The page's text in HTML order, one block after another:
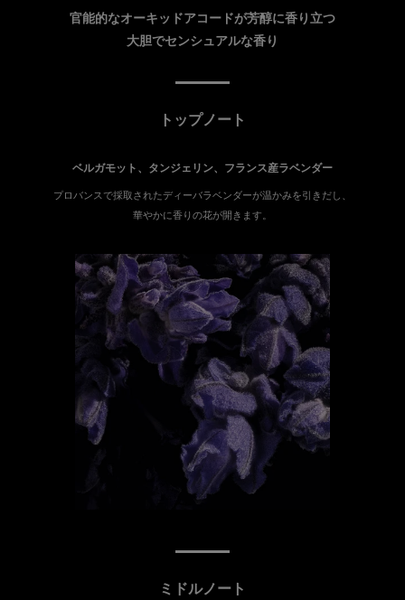
官能的なオーキッドアコードが芳醇に香り立つ
大胆でセンシュアルな香り
トップノート
ベルガモット、タンジェリン、フランス産ラベンダー
プロバンスで採取されたディーバラベンダーが温かみを引きだし、
華やかに香りの花が開きます。
ミドルノート